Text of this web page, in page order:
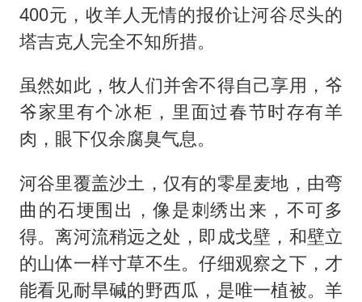
400元，收羊人无情的报价让河谷尽头的
塔吉克人完全不知所措。
虽然如此，牧人们并舍不得自己享用，爷
爷家里有个冰柜，里面过春节时存有羊
肉，眼下仅余腐臭气息。
河谷里覆盖沙土，仅有的零星麦地，由弯
曲的石埂围出，像是刺绣出来，不可多
得。离河流稍远之处，即成戈壁，和壁立
的山体一样寸草不生。仔细观察之下，才
能看见耐旱碱的野西瓜，是唯一植被。羊